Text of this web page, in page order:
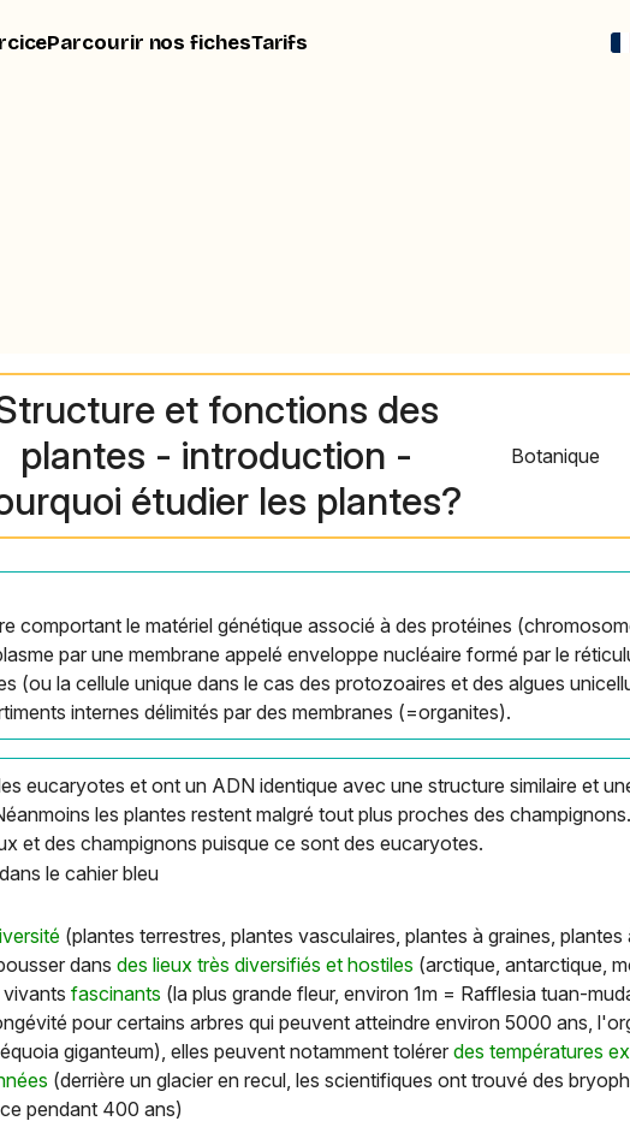
Parcourir nos fichesTarifs
et fonctions des
plantes - introduction -
étudier les plantes?
Botanique
comportant le matériel génétique associé à des protéines
par une membrane appelé enveloppe nucléaire formé par le
(ou la cellule unique dans le cas des protozoaires et des algues
internes délimités par des membranes (=organites).
eucaryotes et ont un ADN identique avec une structure similaire et
les plantes restent malgré tout plus proches des
et des champignons puisque ce sont des eucaryotes.
le cahier bleu
(plantes terrestres, plantes vasculaires, plantes à graines, plantes
dansdes lieux très diversifiés et hostiles (arctique, antarctique,
vivantsfascinants (la plus grande fleur, environ 1m = Rafflesia tuan-
pour certains arbres qui peuvent atteindre environ 5000 ans,
giganteum), elles peuvent notamment tolérerdes températures
(derrière un glacier en recul, les scientifiques ont trouvé des
pendant 400 ans)